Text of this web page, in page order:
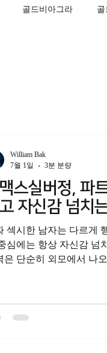
골드비아그라
스실버정, 파
자신감 넘치
섹시한 남자는 다르게
심에는 항상 자신감 넘
은 단순히 외모에서 나
찾아온 변화 앞에서 고
은 자신의 모습에 자존
William Bak
7월 1일
3분 분량